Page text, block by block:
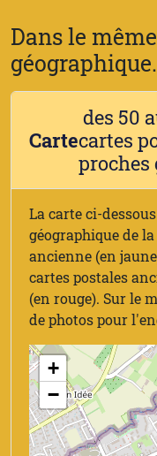
Dans le
Carte
des 50
cartes
proches
La carte ci-
géographique de
ancienne (en
cartes postales
(en rouge). Sur le
de photos pour
+
−